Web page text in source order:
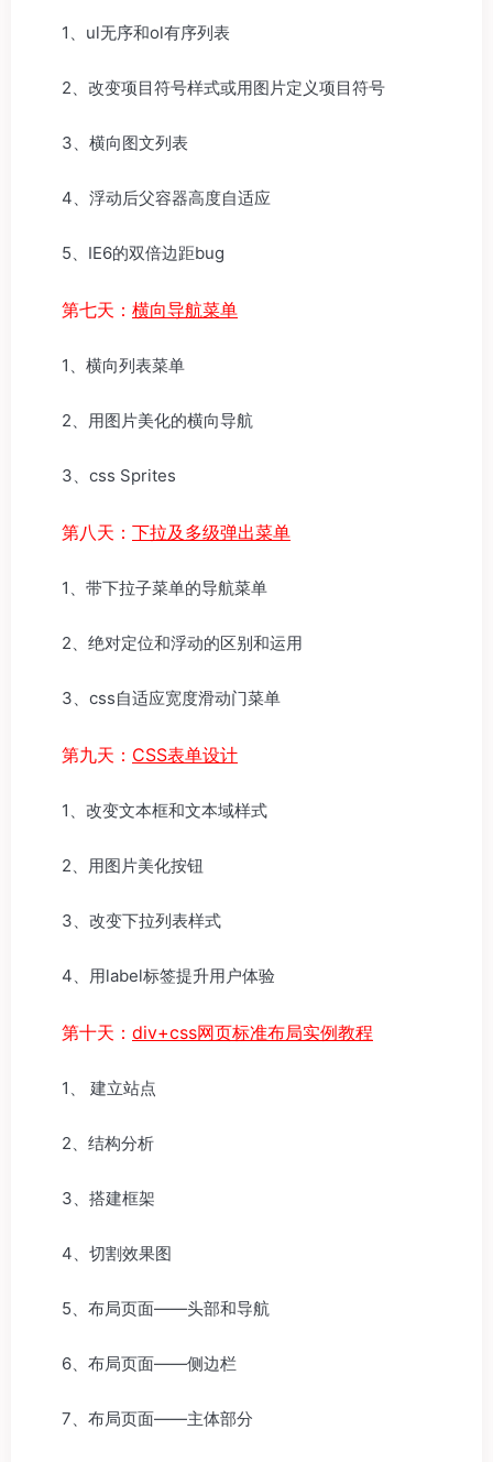
1、ul无序和ol有序列表
2、改变项目符号样式或用图片定义项目符号
3、横向图文列表
4、浮动后父容器高度自适应
5、IE6的双倍边距bug
第七天： 横向导航菜单
1、横向列表菜单
2、用图片美化的横向导航
3、css Sprites
第八天： 下拉及多级弹出菜单
1、带下拉子菜单的导航菜单
2、绝对定位和浮动的区别和运用
3、css自适应宽度滑动门菜单
第九天： CSS表单设计
1、改变文本框和文本域样式
2、用图片美化按钮
3、改变下拉列表样式
4、用label标签提升用户体验
第十天： div+css网页标准布局实例教程
1、 建立站点
2、结构分析
3、搭建框架
4、切割效果图
5、布局页面——头部和导航
6、布局页面——侧边栏
7、布局页面——主体部分